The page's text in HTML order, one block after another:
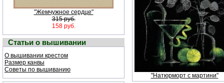
"Жемчужное сердце"
315 руб.
158 руб.
Статьи о вышивании
О вышивании крестом
Размер канвы
Советы по вышиванию
"Натюрморт с мартини"